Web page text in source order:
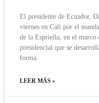
El presidente de Ecuador,
viernes en Cali por el
de la Espriella, en el marco
presidencial que se
forma
LEER MÁS »